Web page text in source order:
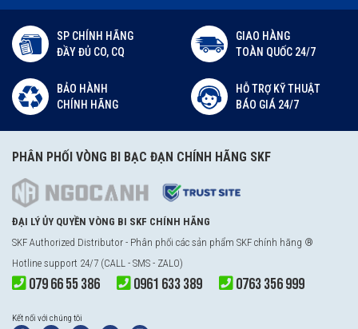
SP CHÍNH HÃNG
ĐẦY ĐỦ CO, CQ
GIAO HÀNG
TOÀN QUỐC 24/7
BẢO HÀNH
CHÍNH HÃNG
HỖ TRỢ KỸ THUẬT
BÁO GIÁ 24/7
PHÂN PHỐI VÒNG BI BẠC ĐẠN CHÍNH HÃNG SKF
ĐẠI LÝ ỦY QUYỀN VÒNG BI SKF CHÍNH HÃNG
SKF Authorized Distributor - Phân phối các sản phẩm SKF chính hãng ®
Hotline support 24/7 (CALL - SMS - ZALO)
079 66 55 386 0961 633 389 0763 356 999
Kết nối với chúng tôi